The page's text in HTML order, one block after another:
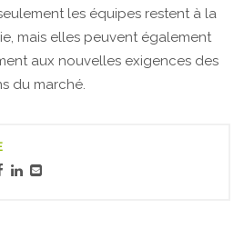
les équipes restent à la
mais elles peuvent également
aux nouvelles exigences des
du marché.